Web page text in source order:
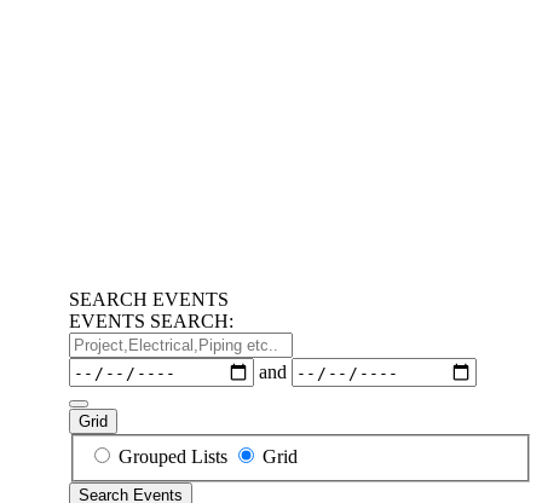
SEARCH EVENTS
EVENTS SEARCH:
Project,Electrical,Piping
etc..
Dates and
Grid
Search
View
Grouped Lists Grid
Search Events